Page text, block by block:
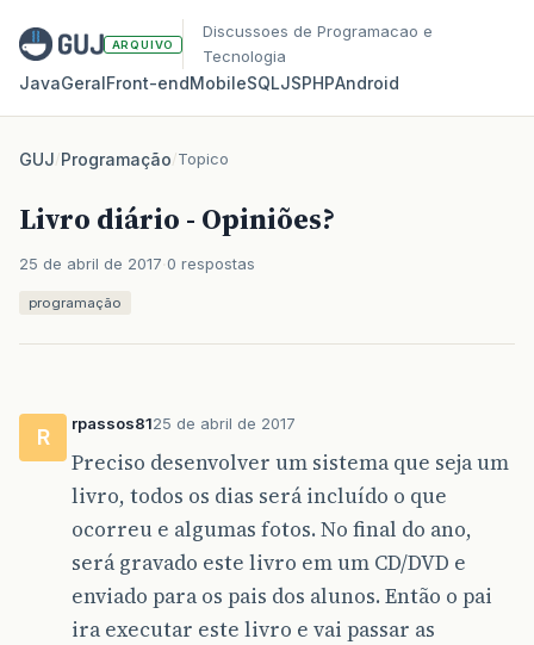
ARQUIVO
Discussoes de Programacao e
Tecnologia
JavaGeralFront‑endMobileSQLJSPHPAndroid
GUJ/Programação/Topico
Livro diário - Opiniões?
25 de abril de 2017 0 respostas
programação
R
rpassos8125 de abril de 2017
Preciso desenvolver um sistema que seja um
livro, todos os dias será incluído o que
ocorreu e algumas fotos. No final do ano,
será gravado este livro em um CD/DVD e
enviado para os pais dos alunos. Então o pai
ira executar este livro e vai passar as